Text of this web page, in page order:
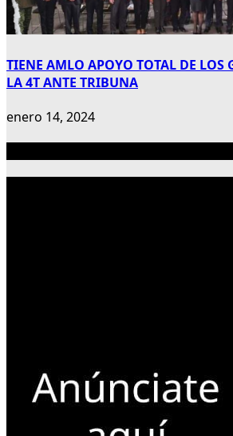
TIENE AMLO APOYO TOTAL DE LOS
LA 4T ANTE TRIBUNA
enero 14, 2024